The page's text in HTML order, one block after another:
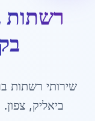
רשתות
ב
שירותי רשתות
ביאליק,צפון.